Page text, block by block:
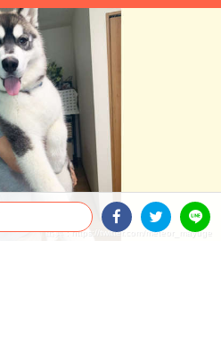
出典 : https://twitter.com/meteor_mayuge